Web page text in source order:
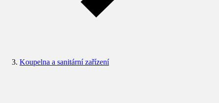
Koupelna a sanitární zařízení